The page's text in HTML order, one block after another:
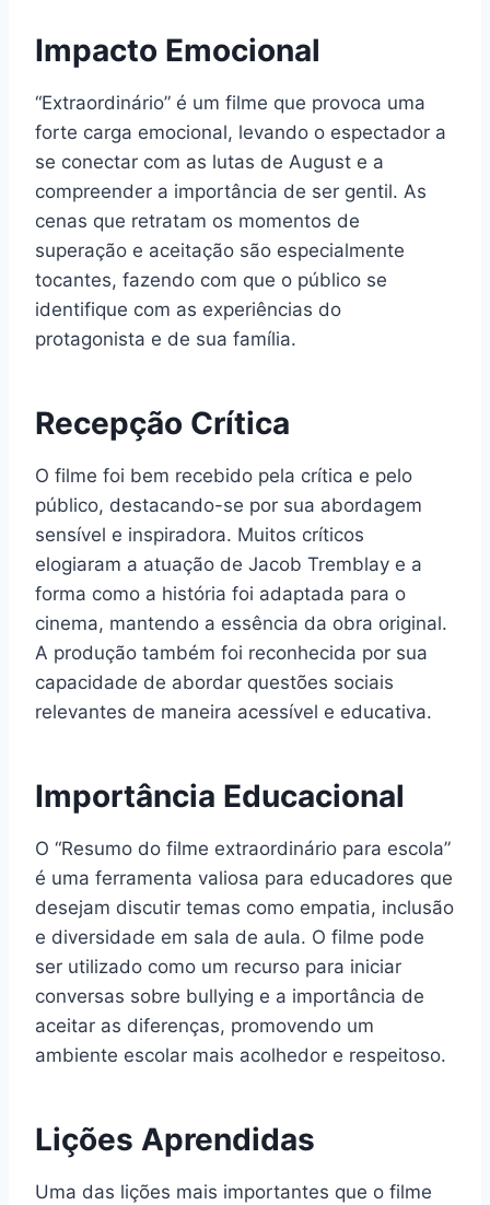
Impacto Emocional
“Extraordinário” é um filme que provoca uma
forte carga emocional, levando o espectador a
se conectar com as lutas de August e a
compreender a importância de ser gentil. As
cenas que retratam os momentos de
superação e aceitação são especialmente
tocantes, fazendo com que o público se
identifique com as experiências do
protagonista e de sua família.
Recepção Crítica
O filme foi bem recebido pela crítica e pelo
público, destacando-se por sua abordagem
sensível e inspiradora. Muitos críticos
elogiaram a atuação de Jacob Tremblay e a
forma como a história foi adaptada para o
cinema, mantendo a essência da obra original.
A produção também foi reconhecida por sua
capacidade de abordar questões sociais
relevantes de maneira acessível e educativa.
Importância Educacional
O “Resumo do filme extraordinário para escola”
é uma ferramenta valiosa para educadores que
desejam discutir temas como empatia, inclusão
e diversidade em sala de aula. O filme pode
ser utilizado como um recurso para iniciar
conversas sobre bullying e a importância de
aceitar as diferenças, promovendo um
ambiente escolar mais acolhedor e respeitoso.
Lições Aprendidas
Uma das lições mais importantes que o filme